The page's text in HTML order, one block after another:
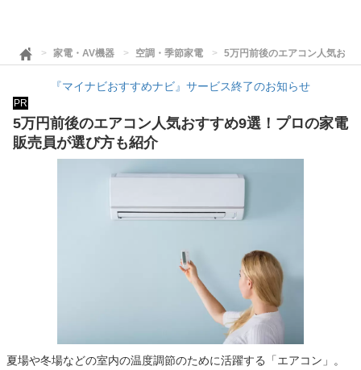
家電・AV機器 空調・季節家電 5万円前後のエアコン人気おす
『マイナビおすすめナビ』サービス終了のお知らせ
PR
5万円前後のエアコン人気おすすめ9選！プロの家電
販売員が選び方も紹介
夏場や冬場などの室内の温度調節のために活躍する「エアコン」。